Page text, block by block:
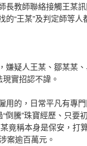
長教師聯絡接觸王某
“王某”及判定師等人
嫌疑人王某、鄒某某
實招認不諱。
的，日常平凡有專
“倒騰”珠寶經歷、只要
竟稱本身是保安，
案逾百萬元。